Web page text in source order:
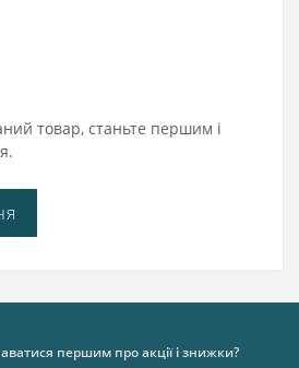
товар, станьте першим і
першим про акції і знижки?